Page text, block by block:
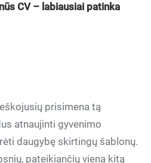
CV – labiausiai patinka
prisimena tą
atnaujinti gyvenimo
daugybę skirtingų šablonų.
pateikiančių viena kitą